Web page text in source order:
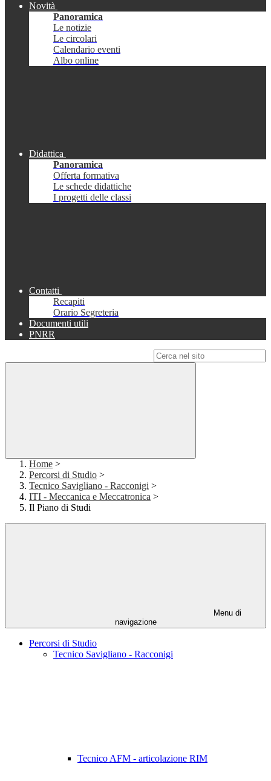
Novità
Panoramica
Le notizie
Le circolari
Calendario eventi
Albo online
Didattica
Panoramica
Offerta formativa
Le schede didattiche
I progetti delle classi
Contatti
Recapiti
Orario Segreteria
Documenti utili
PNRR
Home >
Percorsi di Studio >
Tecnico Savigliano - Racconigi >
ITI - Meccanica e Meccatronica >
Il Piano di Studi
Menu di
navigazione
Percorsi di Studio
Tecnico Savigliano - Racconigi
Tecnico AFM - articolazione RIM